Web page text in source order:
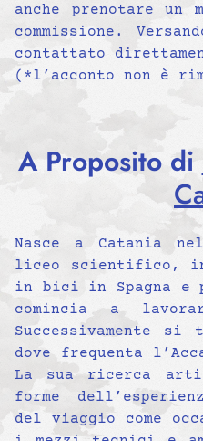
anche prenotare un
commissione.
contattato
(*l’acconto non è
A Proposito di
Nasce a Catania
liceo scientifico,
in bici in Spagna e
comincia a
Successivamente si
dove frequenta
La sua ricerca
forme
del viaggio come